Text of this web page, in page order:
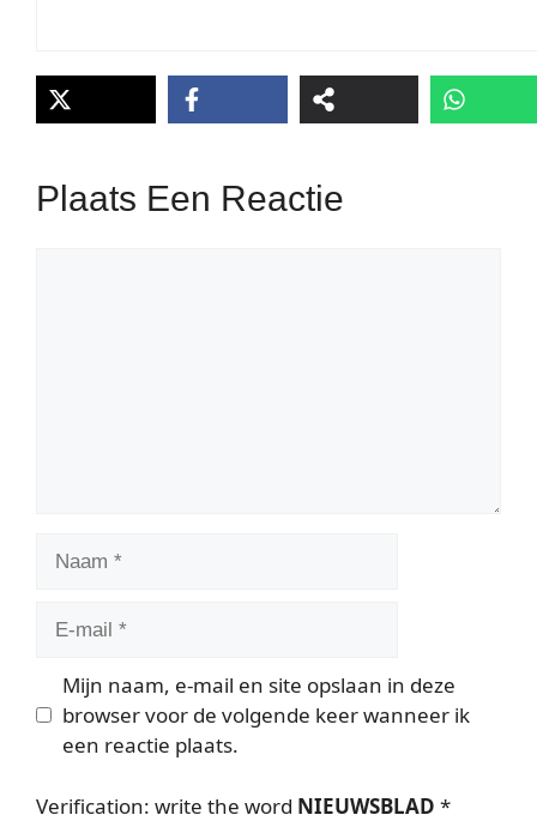
Plaats Een Reactie
Mijn naam, e-mail en site opslaan in deze
browser voor de volgende keer wanneer ik
een reactie plaats.
Verification: write the word NIEUWSBLAD *